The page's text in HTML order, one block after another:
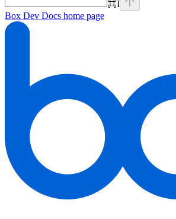
⌘I
Box Dev Docs home page